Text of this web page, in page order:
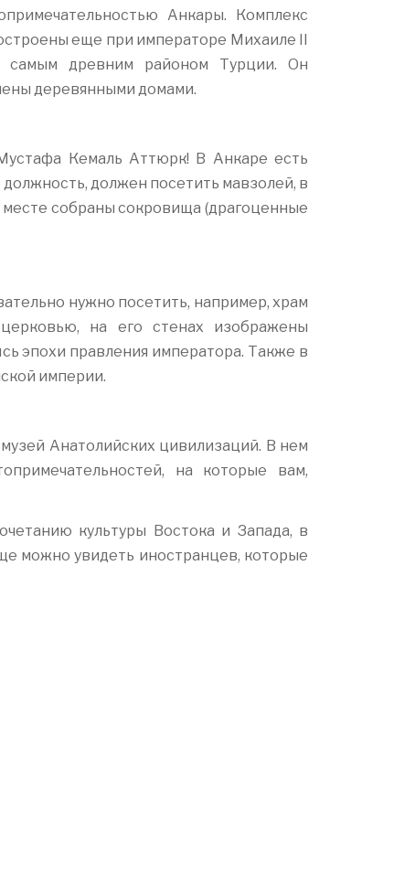
Анкары. Комплекс
еще при императоре Михаиле II
самым древним районом Турции. Он
деревянными домами.
Кемаль Аттюрк! В Анкаре есть
должен посетить мавзолей, в
месте собраны сокровища (драгоценные
нужно посетить, например, храм
на его стенах изображены
эпохи правления императора. Также в
империи.
Анатолийских цивилизаций. В нем
на которые вам,
культуры Востока и Запада, в
можно увидеть иностранцев, которые